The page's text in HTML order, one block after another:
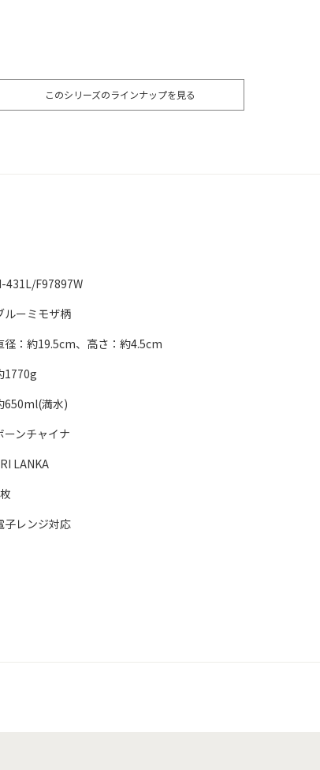
このシリーズのラインナップを見る
431L/F97897W
ルーミモザ柄
径：約19.5cm、高さ：約4.5cm
1770g
650ml(満水)
ーンチャイナ
LANKA
子レンジ対応